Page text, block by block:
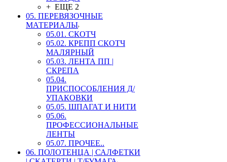
+ ЕЩЕ 2
05. ПЕРЕВЯЗОЧНЫЕ
МАТЕРИАЛЫ
05.01. СКОТЧ
05.02. КРЕПП СКОТЧ
МАЛЯРНЫЙ
05.03. ЛЕНТА ПП |
СКРЕПА
05.04.
ПРИСПОСОБЛЕНИЯ Д/
УПАКОВКИ
05.05. ШПАГАТ И НИТИ
05.06.
ПРОФЕССИОНАЛЬНЫЕ
ЛЕНТЫ
05.07. ПРОЧЕЕ..
06. ПОЛОТЕНЦА | САЛФЕТКИ